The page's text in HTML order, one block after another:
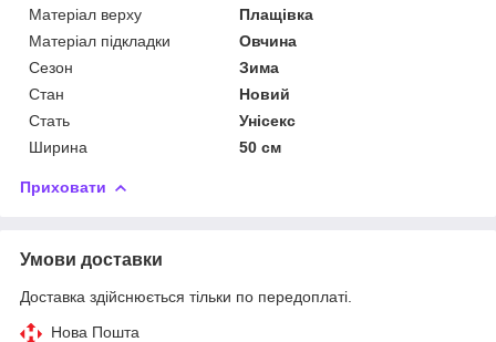
Матеріал верху
Плащівка
Матеріал підкладки
Овчина
Сезон
Зима
Стан
Новий
Стать
Унісекс
Ширина
50 см
Приховати
Умови доставки
Доставка здійснюється тільки по передоплаті.
Нова Пошта